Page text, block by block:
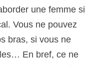
une femme si
Vous ne pouvez
bras, si vous ne
En bref, ce ne